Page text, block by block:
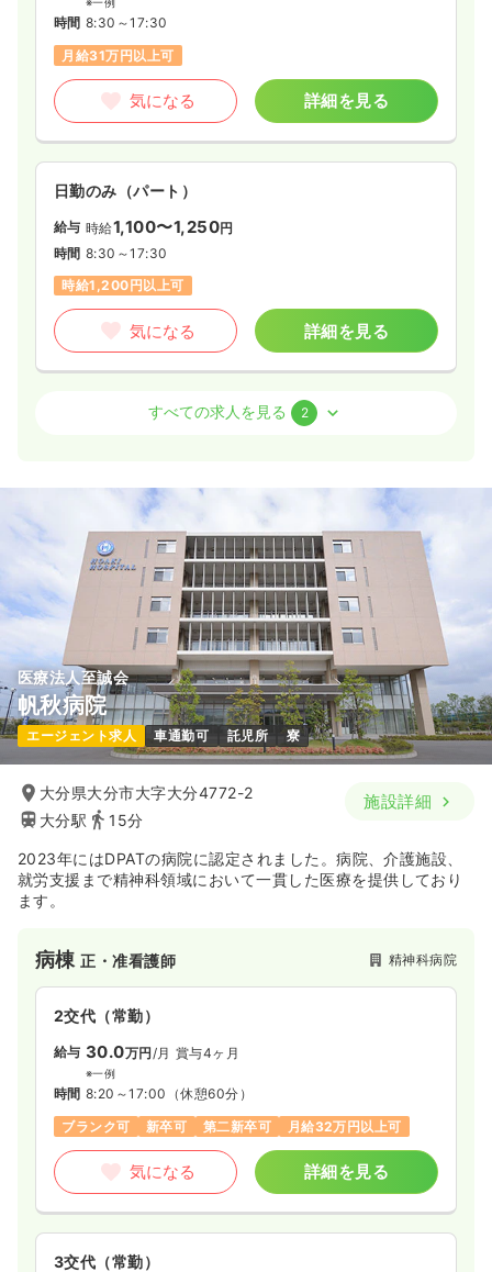
※一例
時間 8:30～17:30
月給31万円以上可
気になる 詳細を見る
日勤のみ（パート）
給与 時給1,100〜1,250円
時間 8:30～17:30
時給1,200円以上可
気になる 詳細を見る
オペ室(手術室)正看護師
24.3〜32.1 万円/月 賞与3.9ヶ月
8:30～17:30
日祝休み
4週8休以上 月給32万円以上可
気になる 詳細を見る
透析正看護師 一般病院
日勤のみ（常勤） 一時募集休止
給与 22.4〜31.6万円 /月 賞与3.9ヶ月
※一例
時間 8:00～17:00
日曜休み
4週8休以上 月給31万円以上可
すべての求人を見る 2
医療法人至誠会
帆秋病院
エージェント求人 車通勤可 託児所 寮
大分県大分市大字大分4772-2
大分駅
15分
施設詳細
2023年にはDPATの病院に認定されました。病院、介護施設、
就労支援まで精神科領域において一貫した医療を提供しており
ます。
病棟正・准看護師 精神科病院
2交代（常勤）
給与 30.0万円/月 賞与4ヶ月
※一例
時間 8:20～17:00 （休憩60分）
ブランク可
新卒可 第二新卒可 月給32万円以上可
気になる 詳細を見る
3交代（常勤）